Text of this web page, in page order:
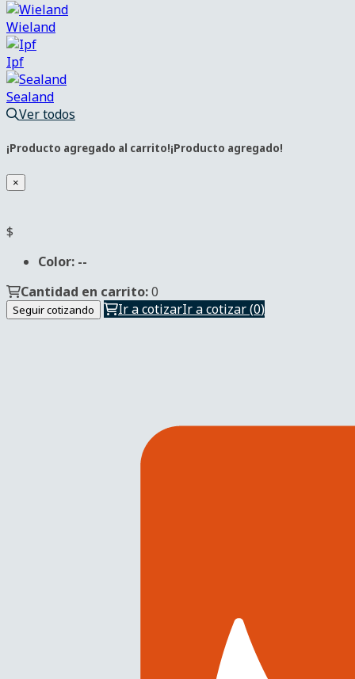
Wieland
Ipf
Sealand
Ver todos
¡Producto agregado al carrito!¡Producto agregado!
×
Color: --
Cantidad en carrito:0
Seguir cotizando Ir a cotizarIr a cotizar(0)